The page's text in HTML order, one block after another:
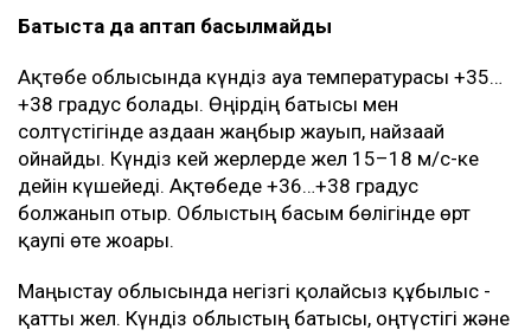
Батыста да аптап басылмайды
Ақтөбе облысында күндіз ауа температурасы +35…
+38 градус болады. Өңірдің батысы мен
солтүстігінде аздаған жаңбыр жауып, найзағай
ойнайды. Күндіз кей жерлерде жел 15–18 м/с-ке
дейін күшейеді. Ақтөбеде +36…+38 градус
болжанып отыр. Облыстың басым бөлігінде өрт
қаупі өте жоғары.
Маңғыстау облысында негізгі қолайсыз құбылыс -
қатты жел. Күндіз облыстың батысы, оңтүстігі және